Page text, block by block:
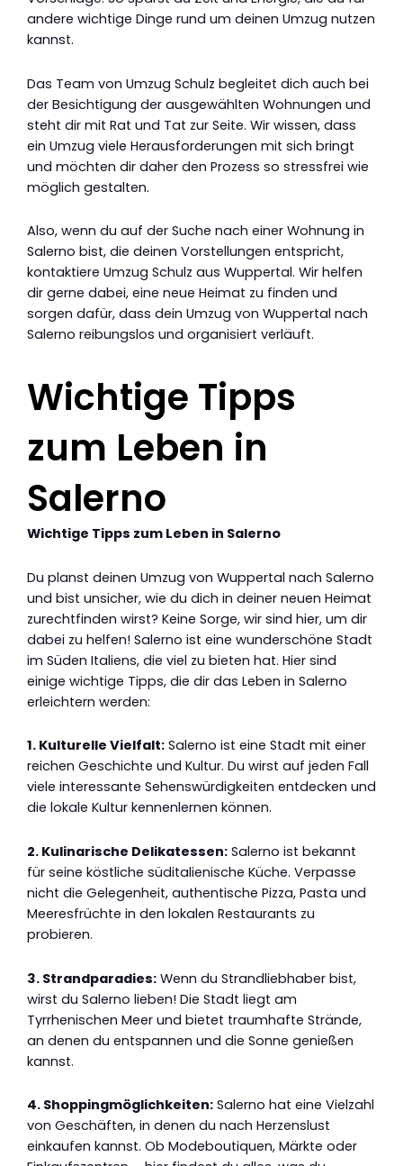
andere wichtige Dinge rund um deinen Umzug nutzen
kannst.
Das Team von Umzug Schulz begleitet dich auch bei
der Besichtigung der ausgewählten Wohnungen und
steht dir mit Rat und Tat zur Seite. Wir wissen, dass
ein Umzug viele Herausforderungen mit sich bringt
und möchten dir daher den Prozess so stressfrei wie
möglich gestalten.
Also, wenn du auf der Suche nach einer Wohnung in
Salerno bist, die deinen Vorstellungen entspricht,
kontaktiere Umzug Schulz aus Wuppertal. Wir helfen
dir gerne dabei, eine neue Heimat zu finden und
sorgen dafür, dass dein Umzug von Wuppertal nach
Salerno reibungslos und organisiert verläuft.
Wichtige Tipps
zum Leben in
Salerno
Wichtige Tipps zum Leben in Salerno
Du planst deinen Umzug von Wuppertal nach Salerno
und bist unsicher, wie du dich in deiner neuen Heimat
zurechtfinden wirst? Keine Sorge, wir sind hier, um dir
dabei zu helfen! Salerno ist eine wunderschöne Stadt
im Süden Italiens, die viel zu bieten hat. Hier sind
einige wichtige Tipps, die dir das Leben in Salerno
erleichtern werden:
1. Kulturelle Vielfalt: Salerno ist eine Stadt mit einer
reichen Geschichte und Kultur. Du wirst auf jeden Fall
viele interessante Sehenswürdigkeiten entdecken und
die lokale Kultur kennenlernen können.
2. Kulinarische Delikatessen: Salerno ist bekannt
für seine köstliche süditalienische Küche. Verpasse
nicht die Gelegenheit, authentische Pizza, Pasta und
Meeresfrüchte in den lokalen Restaurants zu
probieren.
3. Strandparadies: Wenn du Strandliebhaber bist,
wirst du Salerno lieben! Die Stadt liegt am
Tyrrhenischen Meer und bietet traumhafte Strände,
an denen du entspannen und die Sonne genießen
kannst.
4. Shoppingmöglichkeiten: Salerno hat eine Vielzahl
von Geschäften, in denen du nach Herzenslust
einkaufen kannst. Ob Modeboutiquen, Märkte oder